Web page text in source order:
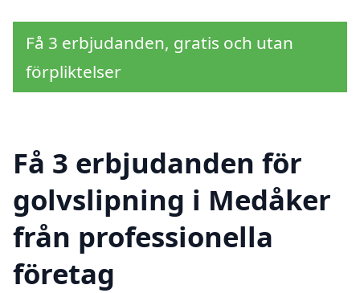
Få 3 erbjudanden, gratis och utan
förpliktelser
Få 3 erbjudanden för
golvslipning i Medåker
från professionella
företag